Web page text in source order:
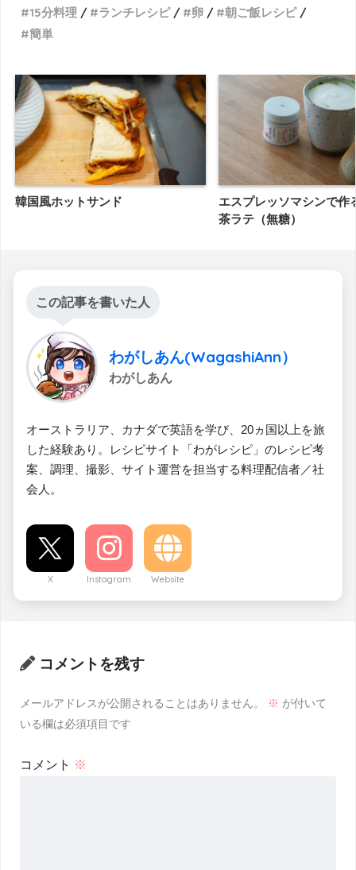
15分料理
ランチレシピ 卵
朝ご飯レシピ
簡単
韓国風ホットサンド
エスプレッソマシンで作
茶ラテ（無糖）
この記事を書いた人
わがしあん(WagashiAnn）
わがしあん
オーストラリア、カナダで英語を学び、20ヵ国以上を旅
した経験あり。レシピサイト「わがレシピ」のレシピ考
案、調理、撮影、サイト運営を担当する料理配信者／社
会人。
X Instagram Website
コメントを残す
メールアドレスが公開されることはありません。 ※ が付いて
いる欄は必須項目です
コメント ※